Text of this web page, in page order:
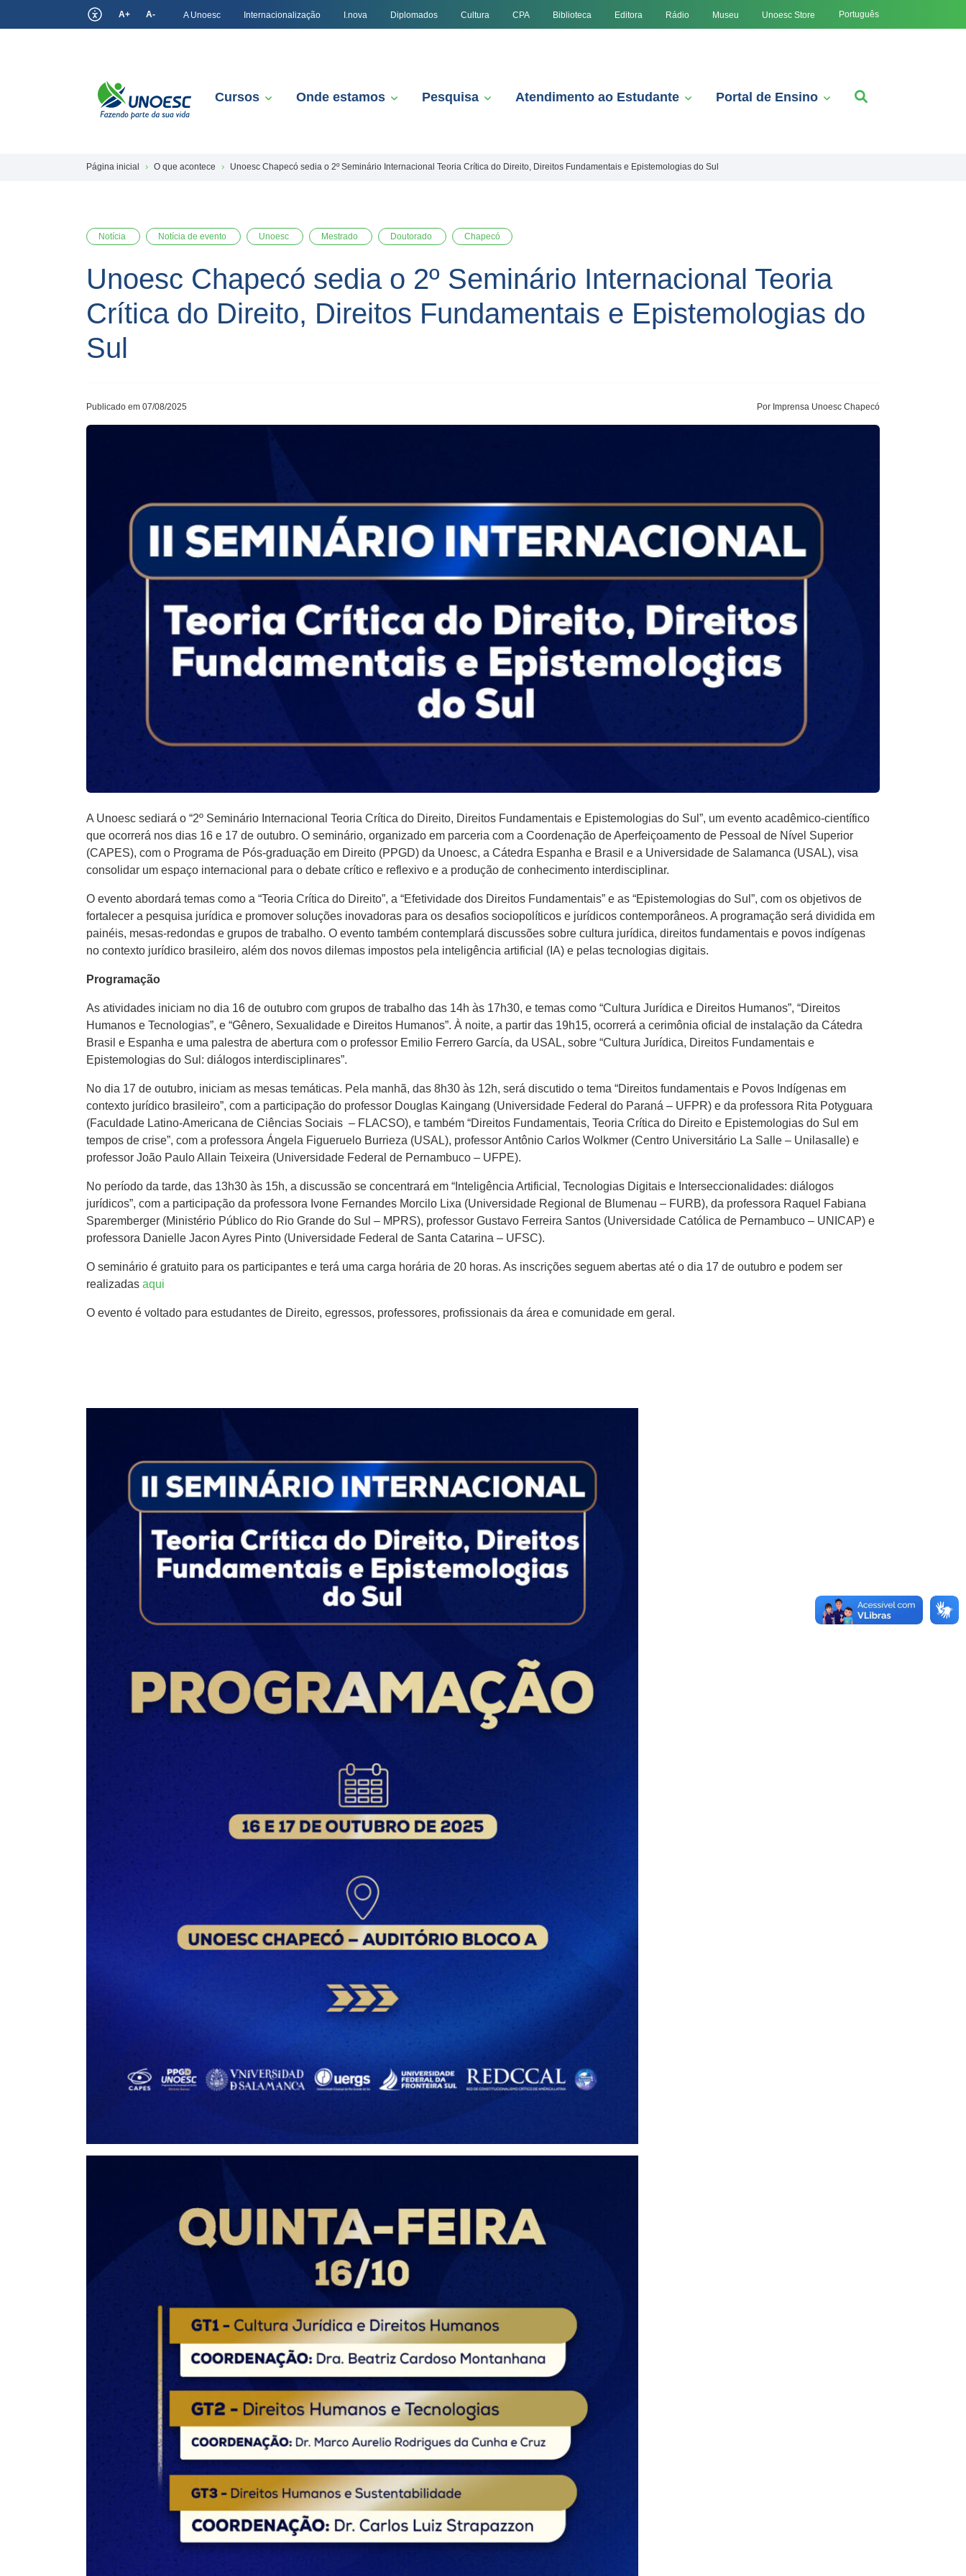
A+ A- A Unoesc Internacionalização I.nova Diplomados Cultura CPA Biblioteca Editora Rádio Museu Unoesc Store Português
Cursos Onde estamos Pesquisa Atendimento ao Estudante Portal de Ensino
Página inicial O que acontece Unoesc Chapecó sedia o 2º Seminário Internacional Teoria Crítica do Direito, Direitos Fundamentais e Epistemologias do Sul
Notícia Notícia de evento Unoesc Mestrado Doutorado Chapecó
Unoesc Chapecó sedia o 2º Seminário Internacional Teoria
Crítica do Direito, Direitos Fundamentais e Epistemologias do
Sul
Publicado em 07/08/2025 Por Imprensa Unoesc Chapecó
A Unoesc sediará o “2º Seminário Internacional Teoria Crítica do Direito, Direitos Fundamentais e Epistemologias do Sul”, um evento acadêmico-científico
que ocorrerá nos dias 16 e 17 de outubro. O seminário, organizado em parceria com a Coordenação de Aperfeiçoamento de Pessoal de Nível Superior
(CAPES), com o Programa de Pós-graduação em Direito (PPGD) da Unoesc, a Cátedra Espanha e Brasil e a Universidade de Salamanca (USAL), visa
consolidar um espaço internacional para o debate crítico e reflexivo e a produção de conhecimento interdisciplinar.
O evento abordará temas como a “Teoria Crítica do Direito”, a “Efetividade dos Direitos Fundamentais” e as “Epistemologias do Sul”, com os objetivos de
fortalecer a pesquisa jurídica e promover soluções inovadoras para os desafios sociopolíticos e jurídicos contemporâneos. A programação será dividida em
painéis, mesas-redondas e grupos de trabalho. O evento também contemplará discussões sobre cultura jurídica, direitos fundamentais e povos indígenas
no contexto jurídico brasileiro, além dos novos dilemas impostos pela inteligência artificial (IA) e pelas tecnologias digitais.
Programação
As atividades iniciam no dia 16 de outubro com grupos de trabalho das 14h às 17h30, e temas como “Cultura Jurídica e Direitos Humanos”, “Direitos
Humanos e Tecnologias”, e “Gênero, Sexualidade e Direitos Humanos”. À noite, a partir das 19h15, ocorrerá a cerimônia oficial de instalação da Cátedra
Brasil e Espanha e uma palestra de abertura com o professor Emilio Ferrero García, da USAL, sobre “Cultura Jurídica, Direitos Fundamentais e
Epistemologias do Sul: diálogos interdisciplinares”.
No dia 17 de outubro, iniciam as mesas temáticas. Pela manhã, das 8h30 às 12h, será discutido o tema “Direitos fundamentais e Povos Indígenas em
contexto jurídico brasileiro”, com a participação do professor Douglas Kaingang (Universidade Federal do Paraná – UFPR) e da professora Rita Potyguara
(Faculdade Latino-Americana de Ciências Sociais – FLACSO), e também “Direitos Fundamentais, Teoria Crítica do Direito e Epistemologias do Sul em
tempos de crise”, com a professora Ángela Figueruelo Burrieza (USAL), professor Antônio Carlos Wolkmer (Centro Universitário La Salle – Unilasalle) e
professor João Paulo Allain Teixeira (Universidade Federal de Pernambuco – UFPE).
No período da tarde, das 13h30 às 15h, a discussão se concentrará em “Inteligência Artificial, Tecnologias Digitais e Interseccionalidades: diálogos
jurídicos”, com a participação da professora Ivone Fernandes Morcilo Lixa (Universidade Regional de Blumenau – FURB), da professora Raquel Fabiana
Sparemberger (Ministério Público do Rio Grande do Sul – MPRS), professor Gustavo Ferreira Santos (Universidade Católica de Pernambuco – UNICAP) e
professora Danielle Jacon Ayres Pinto (Universidade Federal de Santa Catarina – UFSC).
O seminário é gratuito para os participantes e terá uma carga horária de 20 horas. As inscrições seguem abertas até o dia 17 de outubro e podem ser
realizadas aqui
O evento é voltado para estudantes de Direito, egressos, professores, profissionais da área e comunidade em geral.